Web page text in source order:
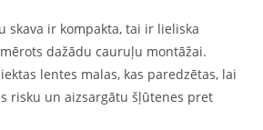
skava ir kompakta, tai ir lieliska
dažādu cauruļu montāžai.
lentes malas, kas paredzētas, lai
risku un aizsargātu šļūtenes pret